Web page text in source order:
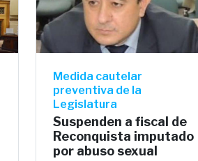
Medida cautelar
preventiva de la
Legislatura
Suspenden a fiscal de
Reconquista imputado
por abuso sexual